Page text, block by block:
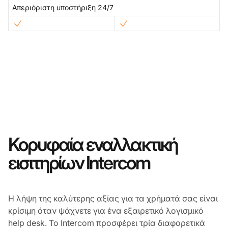
Απεριόριστη υποστήριξη 24/7
Κορυφαία εναλλακτική
εισιτηρίων Intercom
Η λήψη της καλύτερης αξίας για τα χρήματά σας είναι
κρίσιμη όταν ψάχνετε για ένα εξαιρετικό λογισμικό
help desk. Το Intercom προσφέρει τρία διαφορετικά